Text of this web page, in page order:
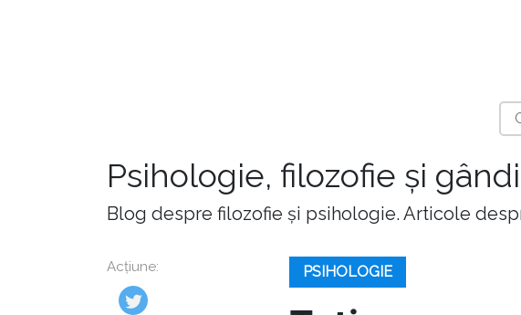
Psihologie, filozofie și
Blog despre filozofie și psihologie. Articole
Acțiune: PSIHOLOGIE